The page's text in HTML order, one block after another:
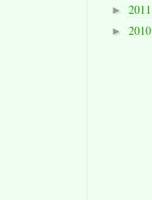
► 2011
► 2010